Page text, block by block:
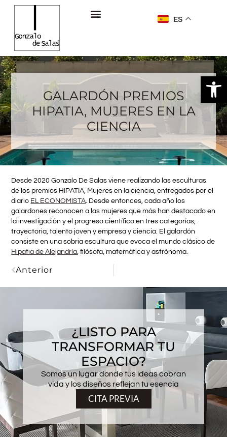
ES
GALARDÓN PREMIOS
HIPATIA, MUJERES EN LA
CIENCIA
Desde 2020 Gonzalo De Salas viene realizando las esculturas
de los premios HIPATIA, Mujeres en la ciencia, entregados por el
diario EL ECONOMISTA. Desde entonces, cada año los
galardones reconocen a las mujeres que más han destacado en
la investigación y el progreso científico en tres categorías,
trayectoria, talento joven y empresa y ciencia. El galardón
consiste en una sobria escultura que evoca el mundo clásico de
Hipatia de Alejandría, filósofa, matemática y astrónoma.
Anterior
¿LISTO PARA
TRANSFORMAR TU
ESPACIO?
Somos un lugar donde tus ideas cobran
vida y los diseños reflejan tu esencia
CITA PREVIA